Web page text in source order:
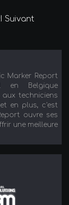
Suivant
Marker Report
en Belgique
techniciens
en plus, c'est
ouvre ses
une meilleure